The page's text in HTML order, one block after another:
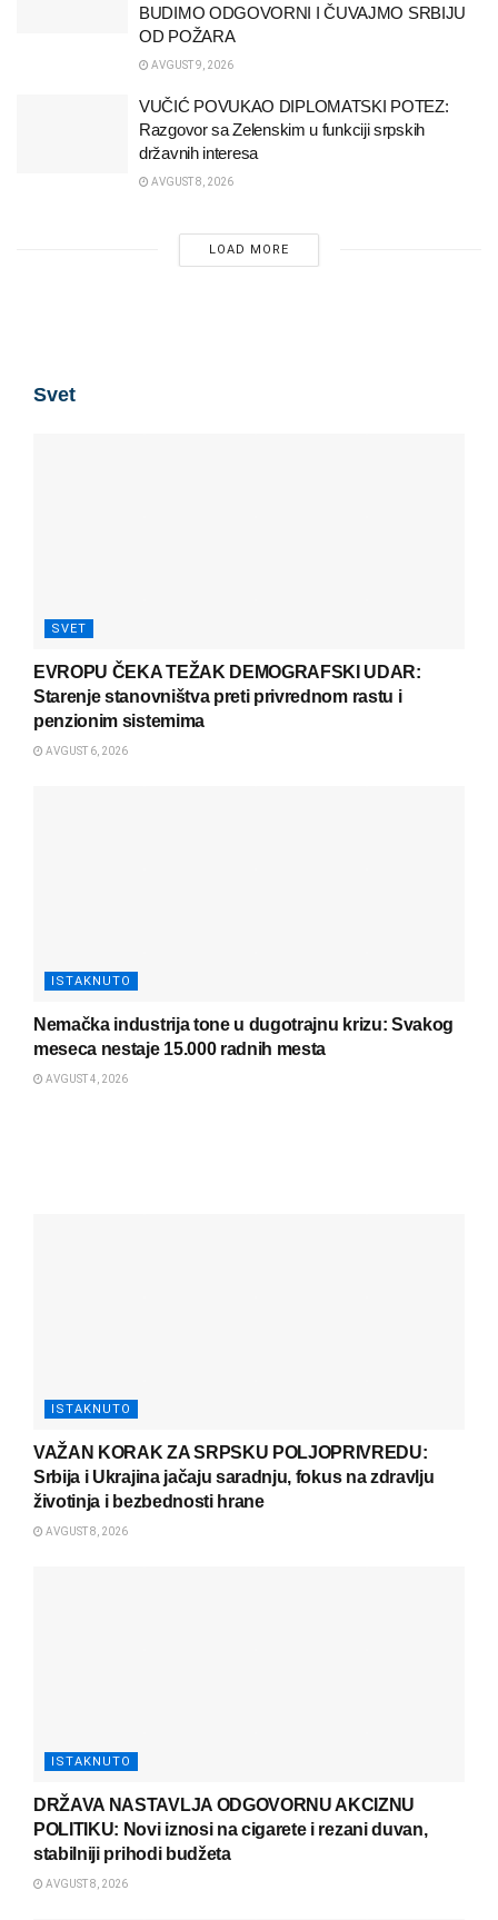
BUDIMO ODGOVORNI I ČUVAJMO SRBIJU
OD POŽARA
AVGUST 9, 2026
VUČIĆ POVUKAO DIPLOMATSKI POTEZ:
Razgovor sa Zelenskim u funkciji srpskih
državnih interesa
AVGUST 8, 2026
LOAD MORE
Svet
SVET
EVROPU ČEKA TEŽAK DEMOGRAFSKI UDAR:
Starenje stanovništva preti privrednom rastu i
penzionim sistemima
AVGUST 6, 2026
ISTAKNUTO
Nemačka industrija tone u dugotrajnu krizu: Svakog
meseca nestaje 15.000 radnih mesta
AVGUST 4, 2026
ISTAKNUTO
VAŽAN KORAK ZA SRPSKU POLJOPRIVREDU:
Srbija i Ukrajina jačaju saradnju, fokus na zdravlju
životinja i bezbednosti hrane
AVGUST 8, 2026
ISTAKNUTO
DRŽAVA NASTAVLJA ODGOVORNU AKCIZNU
POLITIKU: Novi iznosi na cigarete i rezani duvan,
stabilniji prihodi budžeta
AVGUST 8, 2026